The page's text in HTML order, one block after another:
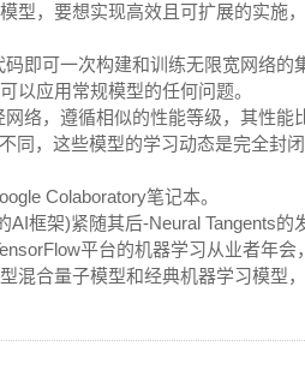
型，要想实现高效且可扩展的实施
即可一次构建和训练无限宽网络的
以应用常规模型的任何问题。
络，遵循相似的性能等级，其性能
同，这些模型的学习动态是完全封
Colaboratory笔记本。
框架)紧随其后-Neural Tangents的
平台的机器学习从业者年会
混合量子模型和经典机器学习模型